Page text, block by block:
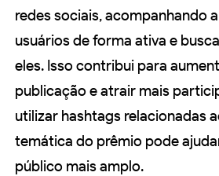
redes sociais, acompanhando
usuários de forma ativa e
eles. Isso contribui para
publicação e atrair mais
utilizar hashtags relacionadas
temática do prêmio pode
público mais amplo.